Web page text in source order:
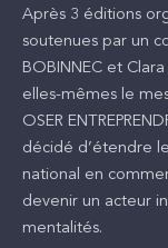
Après 3 éditions
soutenues par un
BOBINNEC et
elles-mêmes le
OSER
décidé d’étendre
national en
devenir un acteur
mentalités.